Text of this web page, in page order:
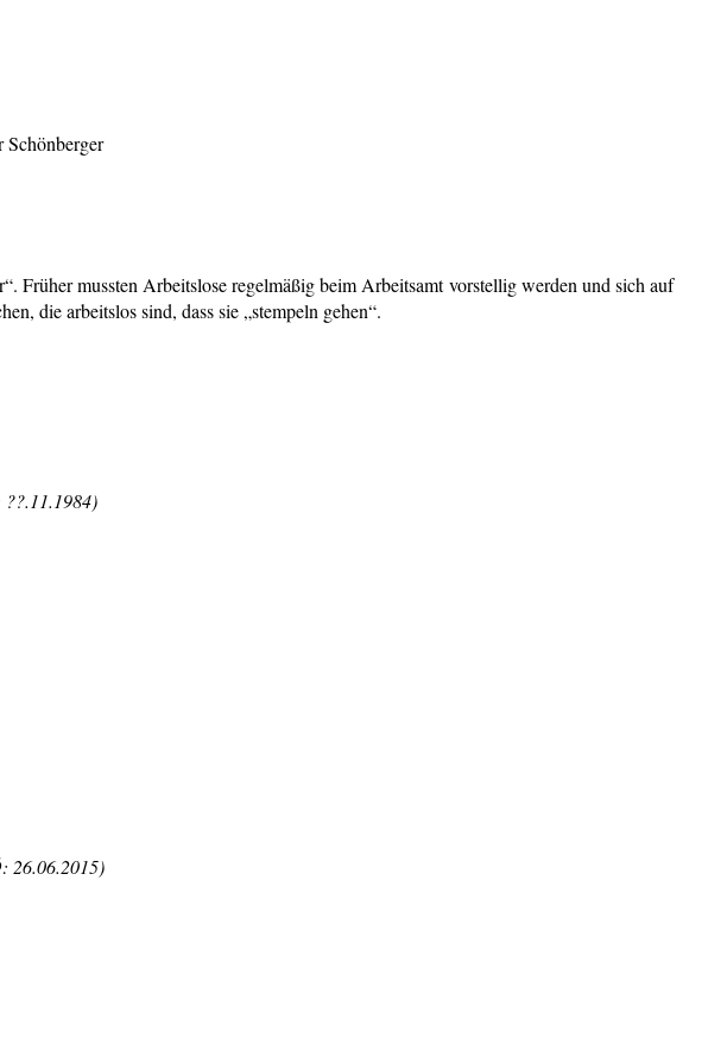
Früher mussten Arbeitslose regelmäßig beim Arbeitsamt vorstellig werden und sich auf
die arbeitslos sind, dass sie „stempeln gehen“.
26.06.2015)